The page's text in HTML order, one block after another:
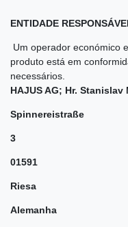
ENTIDADE
Um operador económico
produto está em
necessários.
HAJUS AG; Hr. Stanislav
Spinnereistraße
3
01591
Riesa
Alemanha